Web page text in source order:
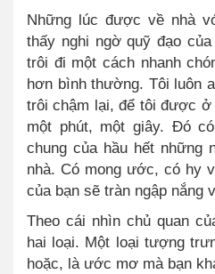
Những lúc được về nhà
thấy nghi ngờ quỹ đạo
trôi đi một cách nhanh
hơn bình thường. Tôi luôn
trôi chậm lại, để tôi được ở
một phút, một giây. Đó
chung của hầu hết những
nhà. Có mong ước, có hy
của bạn sẽ tràn ngập nắng
Theo cái nhìn chủ quan
hai loại. Một loại tượng
hoặc, là ước mơ mà bạn